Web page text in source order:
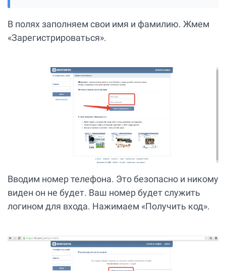
В полях заполняем свои имя и фамилию. Жмем
«Зарегистрироваться».
Вводим номер телефона. Это безопасно и никому
виден он не будет. Ваш номер будет служить
логином для входа. Нажимаем «Получить код».